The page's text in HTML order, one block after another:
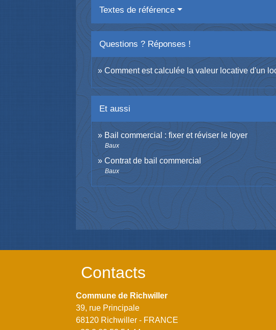
Textes de référence
Questions ? Réponses !
Comment est calculée la valeur locative d'un
Et aussi
Bail commercial : fixer et réviser le loyer
Baux
Contrat de bail commercial
Baux
Contacts
Commune de Richwiller
39, rue Principale
68120 Richwiller - FRANCE